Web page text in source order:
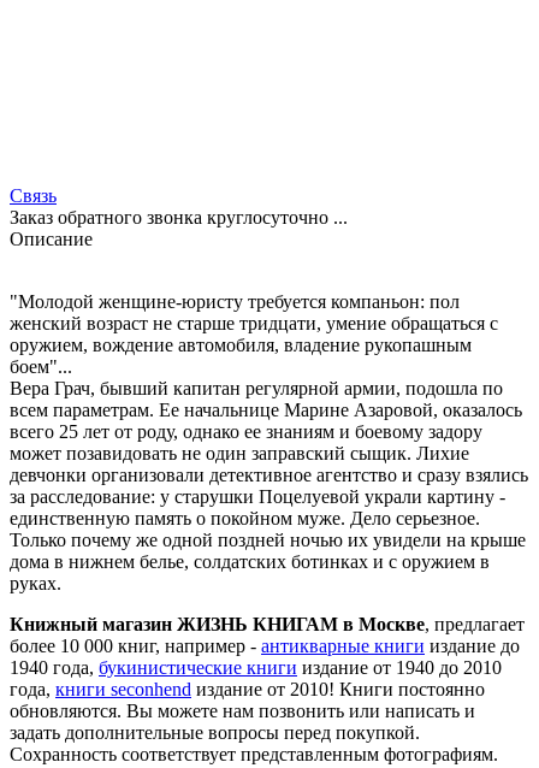
Связь
Заказ обратного звонка круглосуточно ...
Описание
"Молодой женщине-юристу требуется компаньон: пол
женский возраст не старше тридцати, умение обращаться с
оружием, вождение автомобиля, владение рукопашным
боем"...
Вера Грач, бывший капитан регулярной армии, подошла по
всем параметрам. Ее начальнице Марине Азаровой, оказалось
всего 25 лет от роду, однако ее знаниям и боевому задору
может позавидовать не один заправский сыщик. Лихие
девчонки организовали детективное агентство и сразу взялись
за расследование: у старушки Поцелуевой украли картину -
единственную память о покойном муже. Дело серьезное.
Только почему же одной поздней ночью их увидели на крыше
дома в нижнем белье, солдатских ботинках и с оружием в
руках.
Книжный магазин ЖИЗНЬ КНИГАМ в Москве, предлагает
более 10 000 книг, например - антикварные книги издание до
1940 года, букинистические книги издание от 1940 до 2010
года, книги seconhend издание от 2010! Книги постоянно
обновляются. Вы можете нам позвонить или написать и
задать дополнительные вопросы перед покупкой.
Сохранность соответствует представленным фотографиям.